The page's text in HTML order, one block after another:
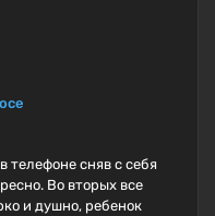
телефоне сняв с себя
Во вторых все
и душно, ребенок